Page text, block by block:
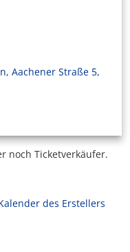
Aachener Straße 5,
noch Ticketverkäufer.
des Erstellers